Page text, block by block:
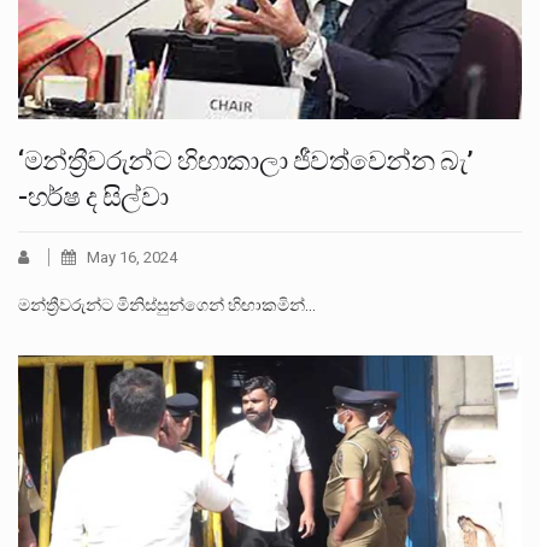
‘මන්ත්‍රීවරුන්ට හිඟාකාලා ජීවත්වෙන්න බැ’
-හර්ෂ ද සිල්වා
May 16, 2024
මන්ත්‍රීවරුන්ට මිනිස්සුන්ගෙන් හිඟාකමින්…